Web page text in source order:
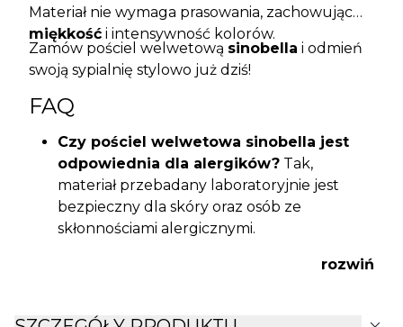
Materiał nie wymaga prasowania, zachowując
miękkość i intensywność kolorów.
Zamów pościel welwetową sinobella i odmień
swoją sypialnię stylowo już dziś!
FAQ
Czy pościel welwetowa sinobella jest
odpowiednia dla alergików? Tak,
materiał przebadany laboratoryjnie jest
bezpieczny dla skóry oraz osób ze
skłonnościami alergicznymi.
Tak, dzięki wysokiej jakości
pościel zachowuje piękny wygląd nawet po
rozwiń